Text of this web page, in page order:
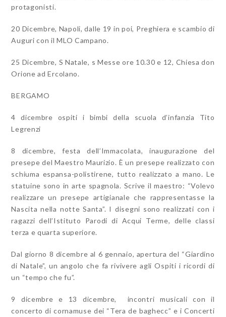
protagonisti.
20 Dicembre, Napoli, dalle 19 in poi, Preghiera e scambio di
Auguri con il MLO Campano.
25 Dicembre, S Natale, s Messe ore 10.30 e 12, Chiesa don
Orione ad Ercolano.
BERGAMO
4 dicembre ospiti i bimbi della scuola d’infanzia Tito
Legrenzi
8 dicembre, festa dell’Immacolata, inaugurazione del
presepe del Maestro Maurizio. È un presepe realizzato con
schiuma espansa-polistirene, tutto realizzato a mano. Le
statuine sono in arte spagnola. Scrive il maestro: “Volevo
realizzare un presepe artigianale che rappresentasse la
Nascita nella notte Santa”. I disegni sono realizzati con i
ragazzi dell’Istituto Parodi di Acqui Terme, delle classi
terza e quarta superiore.
Dal giorno 8 dicembre al 6 gennaio, apertura del “Giardino
di Natale”, un angolo che fa rivivere agli Ospiti i ricordi di
un “tempo che fu”.
9 dicembre e 13 dicembre, incontri musicali con il
concerto di cornamuse dei “Tera de baghecc” e i Concerti